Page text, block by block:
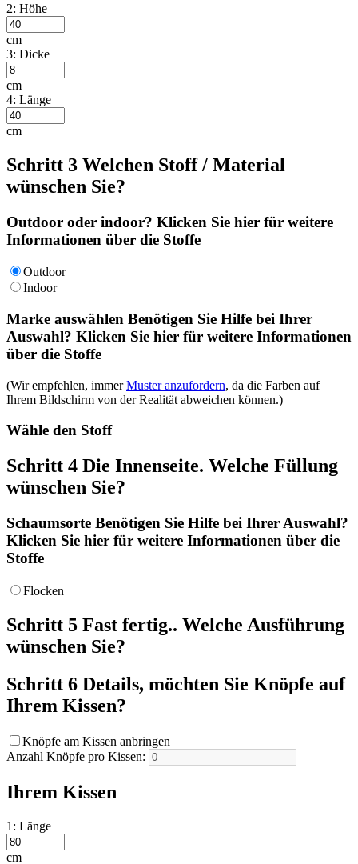
2: Höhe
cm
3: Dicke
cm
4: Länge
cm
Schritt 3 Welchen Stoff / Material
wünschen Sie?
Outdoor oder indoor? Klicken Sie hier für weitere
Informationen über die Stoffe
Outdoor
Indoor
Marke auswählen Benötigen Sie Hilfe bei Ihrer
Auswahl? Klicken Sie hier für weitere Informationen
über die Stoffe
(Wir empfehlen, immerMuster anzufordern, da die Farben auf
Ihrem Bildschirm von der Realität abweichen können.)
Wähle den Stoff
Schritt 4 Die Innenseite. Welche Füllung
wünschen Sie?
Schaumsorte Benötigen Sie Hilfe bei Ihrer Auswahl?
Klicken Sie hier für weitere Informationen über die
Stoffe
Flocken
Schritt 5 Fast fertig.. Welche Ausführung
wünschen Sie?
Schritt 6 Details, möchten Sie Knöpfe auf
Ihrem Kissen?
Knöpfe am Kissen anbringen
Anzahl Knöpfe pro Kissen:
Ihrem Kissen
1: Länge
cm